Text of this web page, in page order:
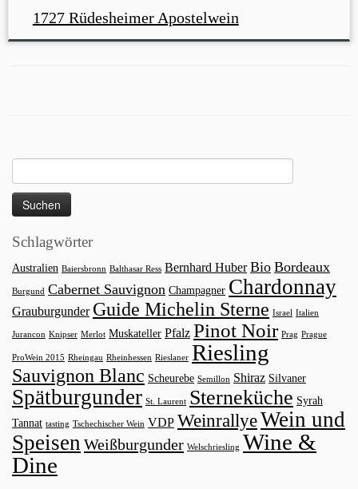
1727 Rüdesheimer Apostelwein
nach:
Schlagwörter
Australien Baiersbronn Balthasar Ress Bernhard Huber Bio Bordeaux
Burgund Cabernet Sauvignon Champagner Chardonnay
Grauburgunder Guide Michelin Sterne Israel Italien
Jurancon Knipser Merlot Muskateller Pfalz Pinot Noir Prag Prague
ProWein 2015 Rheingau Rheinhessen Rieslaner Riesling
Sauvignon Blanc Scheurebe Semillon Shiraz Silvaner
Spätburgunder St. Laurent Sterneküche Syrah
Tannat tasting Tschechischer Wein VDP WeinrallyeWein und
Speisen Weißburgunder Welschriesling Wine &
Dine